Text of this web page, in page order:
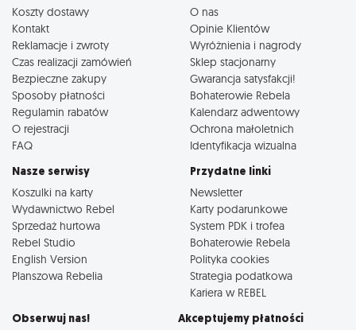
Koszty dostawy
Kontakt
Reklamacje i zwroty
Czas realizacji zamówień
Bezpieczne zakupy
Sposoby płatności
Regulamin rabatów
O rejestracji
FAQ
O nas
Opinie Klientów
Wyróżnienia i nagrody
Sklep stacjonarny
Gwarancja satysfakcji!
Bohaterowie Rebela
Kalendarz adwentowy
Ochrona małoletnich
Identyfikacja wizualna
Nasze serwisy
Koszulki na karty
Wydawnictwo Rebel
Sprzedaż hurtowa
Rebel Studio
English Version
Planszowa Rebelia
Przydatne linki
Newsletter
Karty podarunkowe
System PDK i trofea
Bohaterowie Rebela
Polityka cookies
Strategia podatkowa
Kariera w REBEL
Obserwuj nas! Akceptujemy płatności